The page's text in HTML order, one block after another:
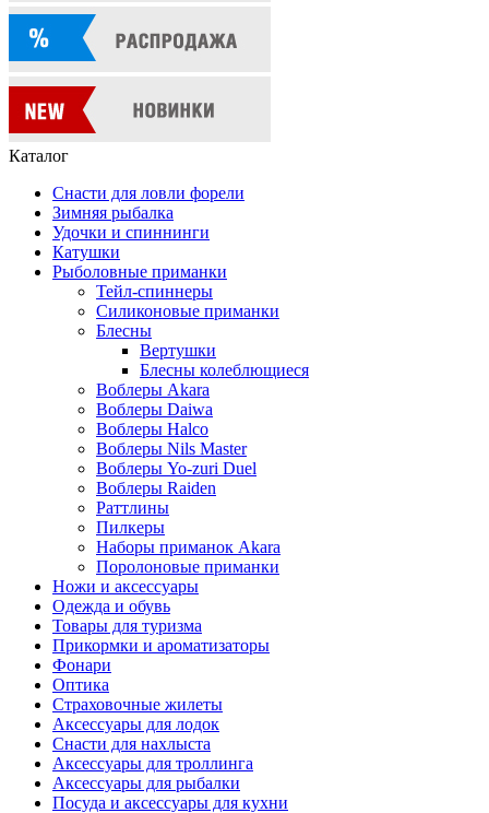
Каталог
Снасти для ловли форели
Зимняя рыбалка
Удочки и спиннинги
Катушки
Рыболовные приманки
Тейл-спиннеры
Силиконовые приманки
Блесны
Вертушки
Блесны колеблющиеся
Воблеры Akara
Воблеры Daiwa
Воблеры Halco
Воблеры Nils Master
Воблеры Yo-zuri Duel
Воблеры Raiden
Раттлины
Пилкеры
Наборы приманок Akara
Поролоновые приманки
Ножи и аксессуары
Одежда и обувь
Товары для туризма
Прикормки и ароматизаторы
Фонари
Оптика
Страховочные жилеты
Аксессуары для лодок
Снасти для нахлыста
Аксессуары для троллинга
Аксессуары для рыбалки
Посуда и аксессуары для кухни